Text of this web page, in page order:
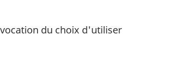
du choix d'utiliser